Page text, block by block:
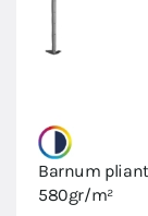
Barnum pliant
580gr/m²